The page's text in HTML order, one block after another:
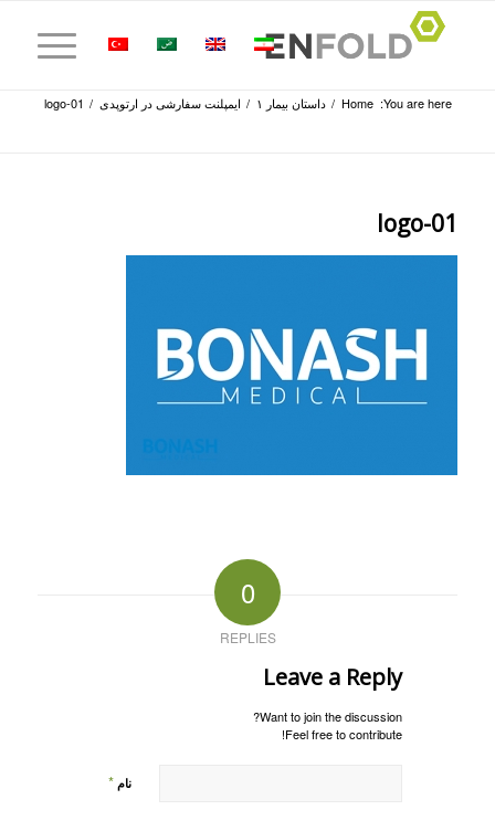
You are here:
Home
/ داستان بیمار ۱ / ایمپلنت سفارشی در ارتوپدی /
logo-01
logo-01
0
REPLIES
Leave a Reply
Want to join the discussion?
Feel free to contribute!
نام *